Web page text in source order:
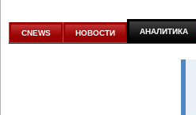
аналитике
CNEWS НОВОСТИ АНАЛИТИКА